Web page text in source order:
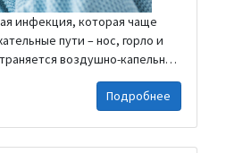
инфекция, которая чаще
пути – нос, горло и
воздушно-капельным
контакте с больным
Вирусы гриппа человека
A, B и C. Наибольшую
Подробнее